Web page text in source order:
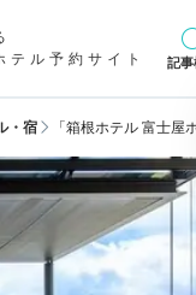
テル予約サイト
記事
・宿 「箱根ホテル 富士屋